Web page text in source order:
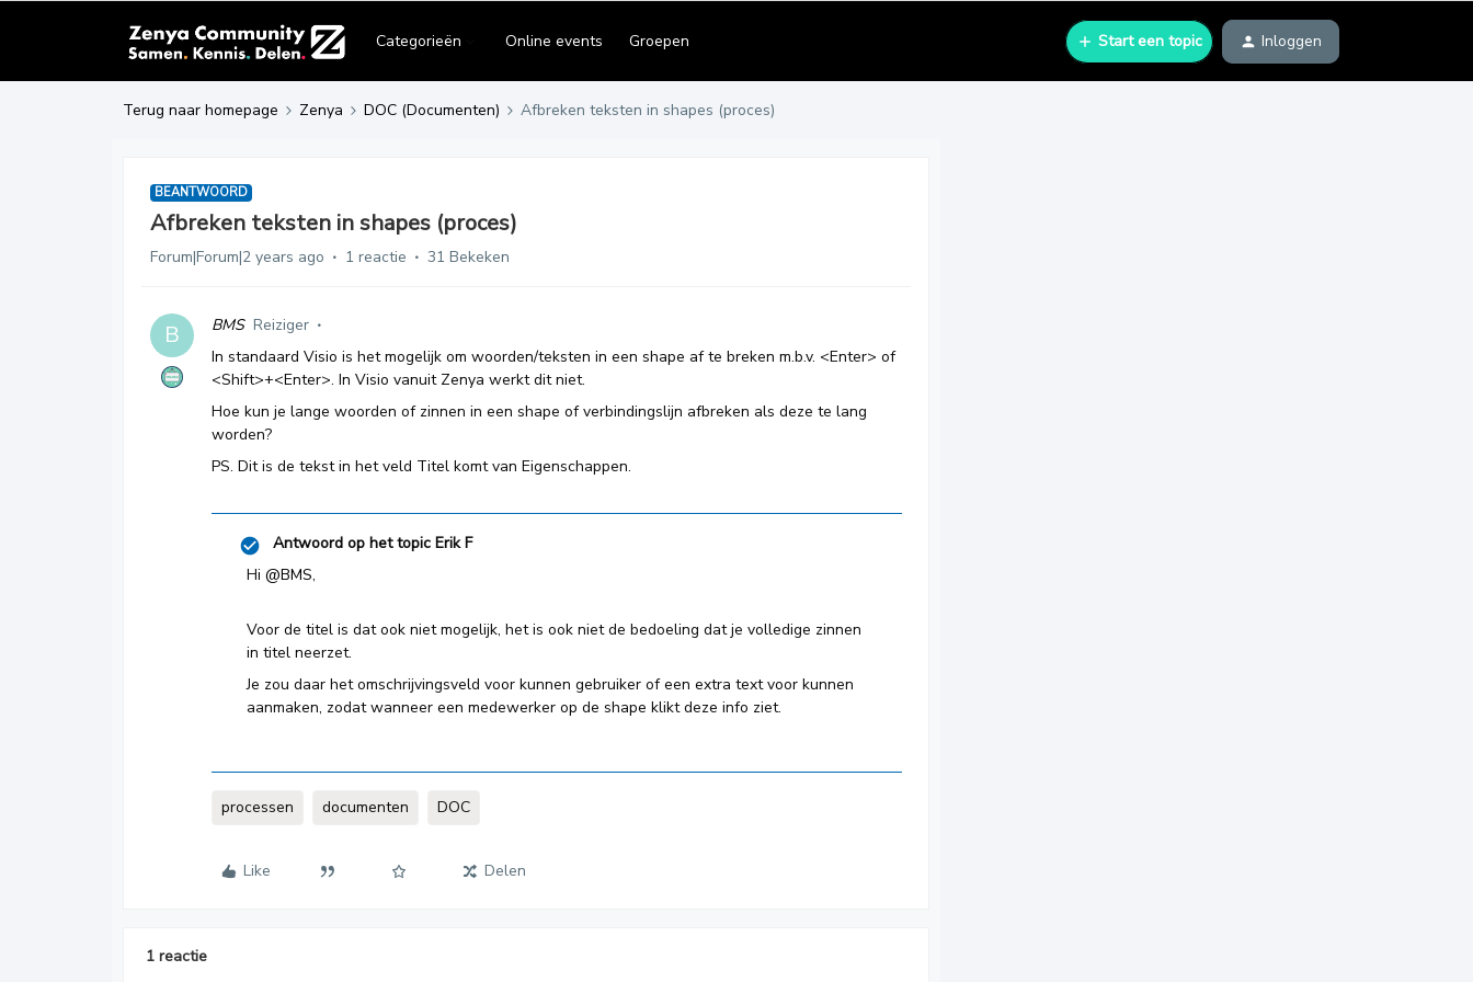
Categorieën Online events Groepen Start een topic Inloggen
Terug naar homepage Zenya DOC (Documenten) Afbreken teksten in shapes (proces)
BEANTWOORD
Afbreken teksten in shapes (proces)
Forum|Forum|2 years ago 1 reactie 31 Bekeken
B BMS Reiziger
In standaard Visio is het mogelijk om woorden/teksten in een shape af te breken m.b.v. <Enter> of
<Shift>+<Enter>. In Visio vanuit Zenya werkt dit niet.
Hoe kun je lange woorden of zinnen in een shape of verbindingslijn afbreken als deze te lang
worden?
PS. Dit is de tekst in het veld Titel komt van Eigenschappen.
Antwoord op het topic Erik F
Hi @BMS,
Voor de titel is dat ook niet mogelijk, het is ook niet de bedoeling dat je volledige zinnen
in titel neerzet.
Je zou daar het omschrijvingsveld voor kunnen gebruiker of een extra text voor kunnen
aanmaken, zodat wanneer een medewerker op de shape klikt deze info ziet.
processen documenten DOC
Like Delen
1 reactie